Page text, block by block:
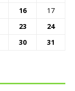
16
17
23
24
30
31